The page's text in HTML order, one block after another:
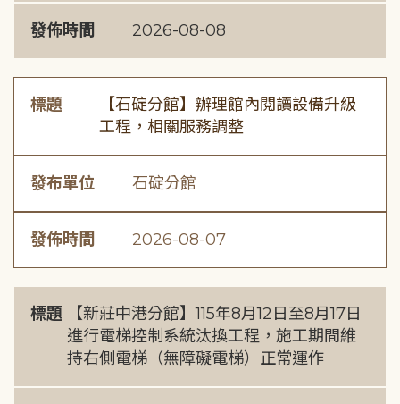
發佈時間 2026-08-08
標題
【石碇分館】辦理館內閱讀設備升級
工程，相關服務調整
發布單位 石碇分館
發佈時間 2026-08-07
標題
【新莊中港分館】115年8月12日至8月17日
進行電梯控制系統汰換工程，施工期間維
持右側電梯（無障礙電梯）正常運作